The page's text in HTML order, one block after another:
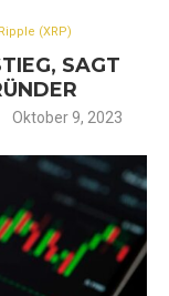
Ripple (XRP)
SAGT
Oktober 9, 2023